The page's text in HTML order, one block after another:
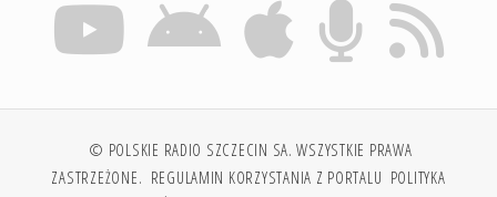
© POLSKIE RADIO SZCZECIN SA. WSZYSTKIE PRAWA
ZASTRZEŻONE. REGULAMIN KORZYSTANIA Z PORTALU POLITYKA